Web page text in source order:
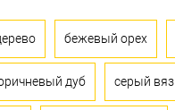
бежевый орех
дуб серый вяз